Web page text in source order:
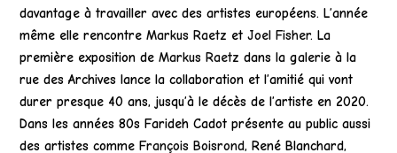
davantage à travailler avec des artistes européens. L’année
même elle rencontre Markus Raetz et Joel Fisher. La
première exposition de Markus Raetz dans la galerie à la
rue des Archives lance la collaboration et l’amitié qui vont
durer presque 40 ans, jusqu’à le décès de l’artiste en 2020.
Dans les années 80s Farideh Cadot présente au public aussi
des artistes comme François Boisrond, René Blanchard,